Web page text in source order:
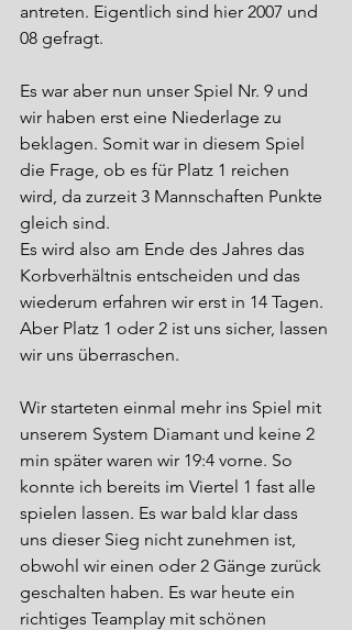
antreten. Eigentlich sind hier 2007 und
08 gefragt.
Es war aber nun unser Spiel Nr. 9 und
wir haben erst eine Niederlage zu
beklagen. Somit war in diesem Spiel
die Frage, ob es für Platz 1 reichen
wird, da zurzeit 3 Mannschaften Punkte
gleich sind.
Es wird also am Ende des Jahres das
Korbverhältnis entscheiden und das
wiederum erfahren wir erst in 14 Tagen.
Aber Platz 1 oder 2 ist uns sicher, lassen
wir uns überraschen.
Wir starteten einmal mehr ins Spiel mit
unserem System Diamant und keine 2
min später waren wir 19:4 vorne. So
konnte ich bereits im Viertel 1 fast alle
spielen lassen. Es war bald klar dass
uns dieser Sieg nicht zunehmen ist,
obwohl wir einen oder 2 Gänge zurück
geschalten haben. Es war heute ein
richtiges Teamplay mit schönen